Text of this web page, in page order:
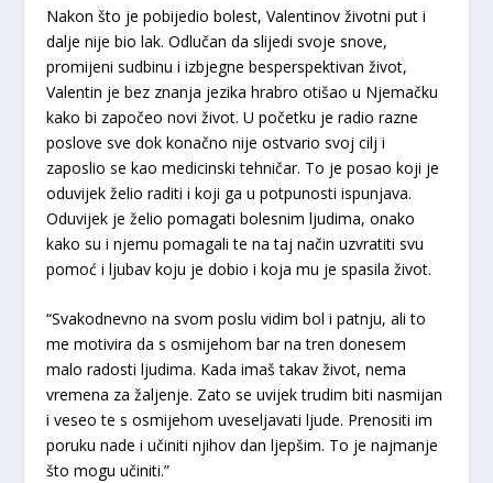
Nakon što je pobijedio bolest, Valentinov životni put i
dalje nije bio lak. Odlučan da slijedi svoje snove,
promijeni sudbinu i izbjegne besperspektivan život,
Valentin je bez znanja jezika hrabro otišao u Njemačku
kako bi započeo novi život. U početku je radio razne
poslove sve dok konačno nije ostvario svoj cilj i
zaposlio se kao medicinski tehničar. To je posao koji je
oduvijek želio raditi i koji ga u potpunosti ispunjava.
Oduvijek je želio pomagati bolesnim ljudima, onako
kako su i njemu pomagali te na taj način uzvratiti svu
pomoć i ljubav koju je dobio i koja mu je spasila život.
“Svakodnevno na svom poslu vidim bol i patnju, ali to
me motivira da s osmijehom bar na tren donesem
malo radosti ljudima. Kada imaš takav život, nema
vremena za žaljenje. Zato se uvijek trudim biti nasmijan
i veseo te s osmijehom uveseljavati ljude. Prenositi im
poruku nade i učiniti njihov dan ljepšim. To je najmanje
što mogu učiniti.”